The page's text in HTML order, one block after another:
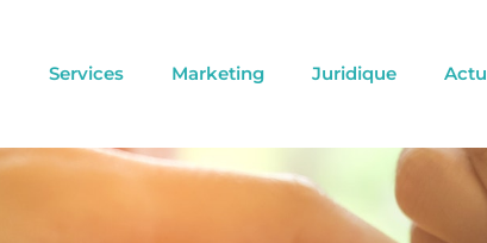
Services Marketing Juridique Actu